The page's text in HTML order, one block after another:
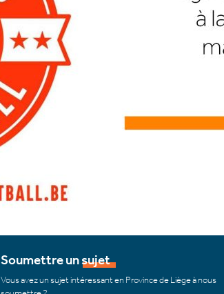
Soumettre un sujet
Vous avez un sujet intéressant en Province de Liège à nous